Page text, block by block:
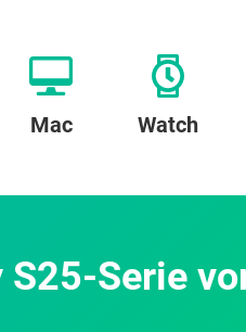
Mac Watch
S25-Serie